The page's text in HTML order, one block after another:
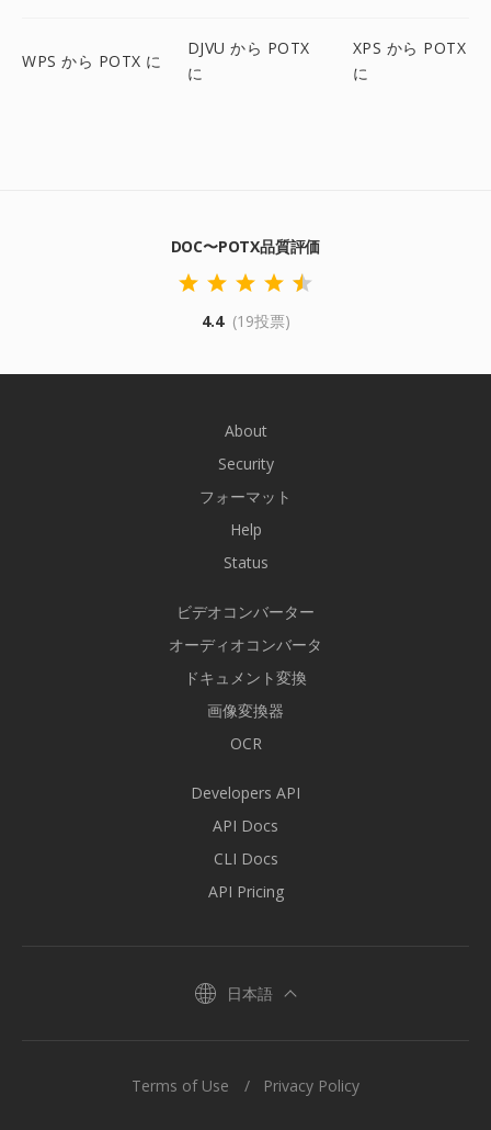
WPS から POTX に
DJVU から POTX
に
XPS から POTX
に
DOC〜POTX品質評価
4.4 (19投票)
About
Security
フォーマット
Help
Status
ビデオコンバーター
オーディオコンバータ
ドキュメント変換
画像変換器
OCR
Developers API
API Docs
CLI Docs
API Pricing
日本語
Terms of Use Privacy Policy